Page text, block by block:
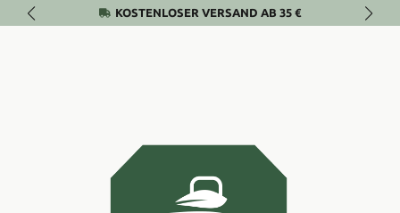
Zum Hauptinhalt springenKOSTENLOSER VERSAND AB 35 €